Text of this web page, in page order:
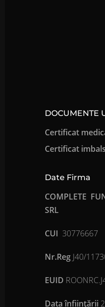
DOCUMENTE
Certificat
Certificat
Date Firma
COMPLETE
SRL
CUI 30776667
Nr.Reg J40/
EUID
Data înfiinţării